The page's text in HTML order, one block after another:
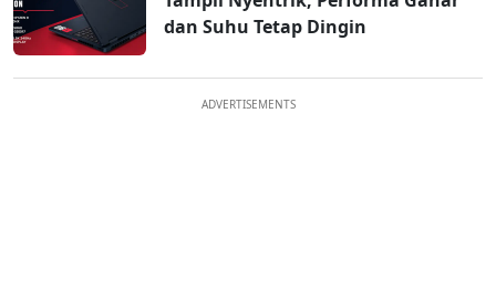
dan Suhu Tetap Dingin
ADVERTISEMENTS